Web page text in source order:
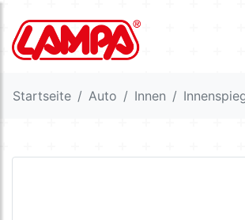
Startseite Auto Innen